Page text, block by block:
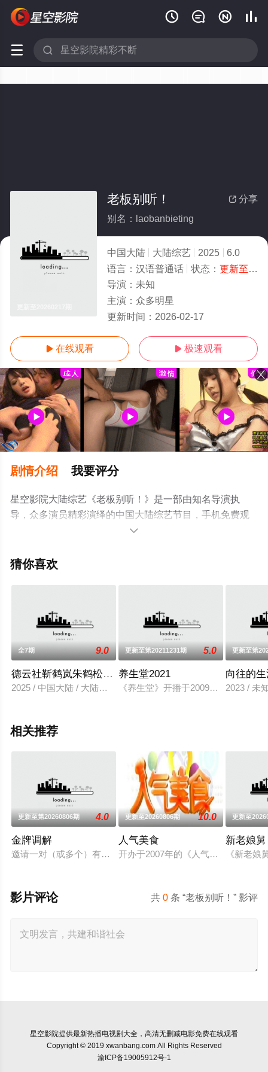
   
 
 分享
老板别听！
别名：laobanbieting
中国大陆 大陆综艺 2025
6.0
语言： 汉语普通话 状态： 更新至20260217期
导演： 未知
主演： 众多明星
更新时间： 2026-02-17
 在线观看  极速观看
剧情介绍 我要评分
星空影院大陆综艺《老板别听！》是一部由知名导演执
导，众多演员精彩演绎的中国大陆综艺节目，手机免费观
看高清未删减完整版综艺节目就上星空电影网，更多相关

猜你喜欢
全7期 9.0
德云社靳鹤岚朱鹤松相声专场杭州站 2025
2025 / 中国大陆 / 大陆综艺
更新至第20211231期 5.0
养生堂2021
《养生堂》开播于2009年，在BTV
更新至第
向往的
2023 / 未
相关推荐
更新至第20260806期 4.0
金牌调解
邀请一对（或多个）有矛盾的当事人进入演播室，主持人和人
更新至20260806期 10.0
人气美食
开办于2007年的《人气美食》为美
更新至
新老娘舅
《新老
共0 条 “老板别听！” 影评
影片评论
星空影院提供最新热播电视剧大全，高清无删减电影免费在线观看
Copyright © 2019 xwanbang.com All Rights Reserved
渝ICP备19005912号-1